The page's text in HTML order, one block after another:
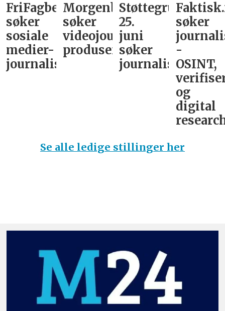
FriFagbevegelse
søker
sosiale
medier-
journalist
Morgenbladet
søker
videojournalist/podkast-
produsent
Støttegruppa
25.
juni
søker
journalist
søker
-
OSINT,
og
digital
Se alle ledige stillinger her